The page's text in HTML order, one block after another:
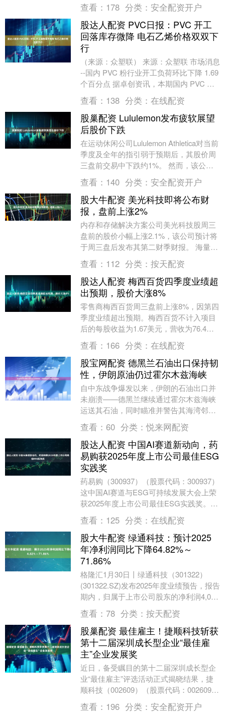
数字....
查看： 178 分类： 安全配资开户
股达人配资 PVC日报：PVC 开工
回落库存微降 电石乙烯价格双双下
行
（来源：众塑联） 来源：众塑联 市场消息
--国内 PVC 粉行业开工负荷环比下降 1.69
个百分点 据卓创资讯，本期国内 PVC 粉
整体开工负荷率 77.4....
查看： 138 分类： 在线配资
股巢配资 Lululemon发布疲软展望
后股价下跌
在运动休闲公司Lululemon Athletica对当前
季度及全年的指引弱于预期后，其股价周
三盘前交易中下跌约1%。 然而，该公司
第四季度的盈利和营收确实超出....
查看： 140 分类： 安全配资开户
股大牛配资 美光科技即将公布财
报，盘前上涨2%
内存和存储解决方案公司美光科技股周三
盘前的股价小幅上涨2.1%，该公司预计将
于周三盘后发布其第二财季财报。 海量资
讯、精准解读，尽在新浪财经APP 责任编
辑：张....
查看： 112 分类： 按天配资
股达人配资 梅西百货四季度业绩超
出预期，股价大涨8%
零售商梅西百货周三盘前上涨8%，因第四
季度业绩超出预期。梅西百货不计入项目
后的每股收益为1.67美元，营收为76.4亿
美元。伦敦证券交易所集团调查的分析师
此前预....
查看： 166 分类： 在线配资
股宝网配资 德黑兰石油出口保持韧
性，伊朗原油仍过霍尔木兹海峡
自中东战争爆发以来，伊朗的石油出口并
未崩溃——德黑兰继续通过霍尔木兹海峡
运送其石油，同时瞄准并警告其海湾邻
国，如果载有这些国家原油的船只试图穿
越海峡，将会被炸毁....
查看： 60 分类：悦来网配资
股达人配资 中国AI赛道新动向，药
易购获2025年度上市公司最佳ESG
实践奖
药易购（300937）（股票代码：300937）
这中国AI赛道与ESG可持续发展大会上荣
获2025年度上市公司最佳ESG实践奖。
2026年1月28日，四川合纵....
查看： 125 分类： 在线配资
股大牛配资 绿通科技：预计2025
年净利润同比下降64.82%～
71.86%
格隆汇1月30日丨绿通科技（301322）
(301322.SZ)发布2025年度业绩预告，报告
期内，归属于上市公司股东的净利润4,000
万元～5,000万元，同....
查看： 78 分类： 按天配资
股巢配资 最佳雇主！捷顺科技斩获
第十二届深圳成长型企业“最佳雇
主”企业发展奖
近日，备受瞩目的第十二届深圳成长型企
业“最佳雇主”评选活动正式揭晓结果，捷
顺科技（002609）（股票代码：002609）
凭借在企业管理机制、经营成果及雇主品
牌....
查看： 196 分类： 安全配资开户